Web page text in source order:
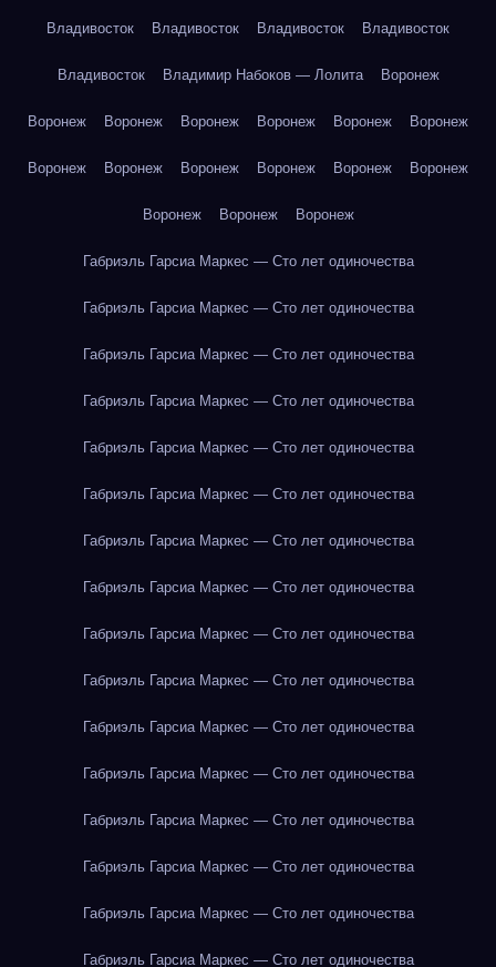
Владивосток Владивосток Владивосток Владивосток
Владивосток Владимир Набоков — Лолита Воронеж
Воронеж Воронеж Воронеж Воронеж Воронеж Воронеж
Воронеж Воронеж Воронеж Воронеж Воронеж Воронеж
Воронеж Воронеж Воронеж
Габриэль Гарсиа Маркес — Сто лет одиночества
Габриэль Гарсиа Маркес — Сто лет одиночества
Габриэль Гарсиа Маркес — Сто лет одиночества
Габриэль Гарсиа Маркес — Сто лет одиночества
Габриэль Гарсиа Маркес — Сто лет одиночества
Габриэль Гарсиа Маркес — Сто лет одиночества
Габриэль Гарсиа Маркес — Сто лет одиночества
Габриэль Гарсиа Маркес — Сто лет одиночества
Габриэль Гарсиа Маркес — Сто лет одиночества
Габриэль Гарсиа Маркес — Сто лет одиночества
Габриэль Гарсиа Маркес — Сто лет одиночества
Габриэль Гарсиа Маркес — Сто лет одиночества
Габриэль Гарсиа Маркес — Сто лет одиночества
Габриэль Гарсиа Маркес — Сто лет одиночества
Габриэль Гарсиа Маркес — Сто лет одиночества
Габриэль Гарсиа Маркес — Сто лет одиночества